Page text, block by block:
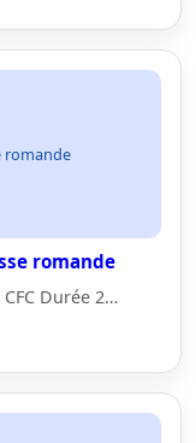
romande
romande
Durée 2…